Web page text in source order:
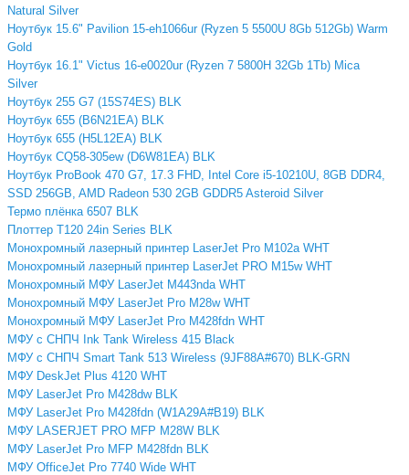
Natural Silver
Ноутбук 15.6" Pavilion 15-eh1066ur (Ryzen 5 5500U 8Gb 512Gb) Warm
Gold
Ноутбук 16.1" Victus 16-e0020ur (Ryzen 7 5800H 32Gb 1Tb) Mica
Silver
Ноутбук 255 G7 (15S74ES) BLK
Ноутбук 655 (B6N21EA) BLK
Ноутбук 655 (H5L12EA) BLK
Ноутбук CQ58-305ew (D6W81EA) BLK
Ноутбук ProBook 470 G7, 17.3 FHD, Intel Core i5-10210U, 8GB DDR4,
SSD 256GB, AMD Radeon 530 2GB GDDR5 Asteroid Silver
Термо плёнка 6507 BLK
Плоттер T120 24in Series BLK
Монохромный лазерный принтер LaserJet Pro M102a WHT
Монохромный лазерный принтер LaserJet PRO M15w WHT
Монохромный МФУ LaserJet M443nda WHT
Монохромный МФУ LaserJet Pro M28w WHT
Монохромный МФУ LaserJet Pro M428fdn WHT
МФУ с СНПЧ Ink Tank Wireless 415 Black
МФУ с СНПЧ Smart Tank 513 Wireless (9JF88A#670) BLK-GRN
МФУ DeskJet Plus 4120 WHT
МФУ LaserJet Pro M428dw BLK
МФУ LaserJet Pro M428fdn (W1A29A#B19) BLK
МФУ LASERJET PRO MFP M28W BLK
МФУ LaserJet Pro MFP M428fdn BLK
МФУ OfficeJet Pro 7740 Wide WHT